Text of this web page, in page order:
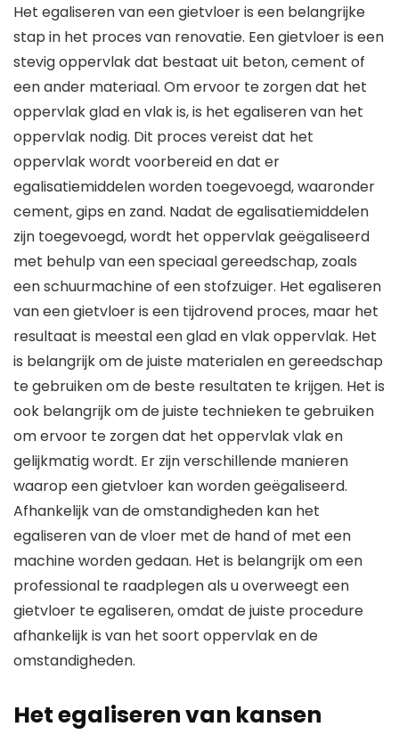
Het egaliseren van een gietvloer is een belangrijke
stap in het proces van renovatie. Een gietvloer is een
stevig oppervlak dat bestaat uit beton, cement of
een ander materiaal. Om ervoor te zorgen dat het
oppervlak glad en vlak is, is het egaliseren van het
oppervlak nodig. Dit proces vereist dat het
oppervlak wordt voorbereid en dat er
egalisatiemiddelen worden toegevoegd, waaronder
cement, gips en zand. Nadat de egalisatiemiddelen
zijn toegevoegd, wordt het oppervlak geëgaliseerd
met behulp van een speciaal gereedschap, zoals
een schuurmachine of een stofzuiger. Het egaliseren
van een gietvloer is een tijdrovend proces, maar het
resultaat is meestal een glad en vlak oppervlak. Het
is belangrijk om de juiste materialen en gereedschap
te gebruiken om de beste resultaten te krijgen. Het is
ook belangrijk om de juiste technieken te gebruiken
om ervoor te zorgen dat het oppervlak vlak en
gelijkmatig wordt. Er zijn verschillende manieren
waarop een gietvloer kan worden geëgaliseerd.
Afhankelijk van de omstandigheden kan het
egaliseren van de vloer met de hand of met een
machine worden gedaan. Het is belangrijk om een
professional te raadplegen als u overweegt een
gietvloer te egaliseren, omdat de juiste procedure
afhankelijk is van het soort oppervlak en de
omstandigheden.
Het egaliseren van kansen